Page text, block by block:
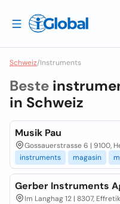
Schweiz/Instruments
Beste
in Schweiz
Musik Pau
Gossauerstrasse 6 | 9100,
instruments
magasin
Gerber Instruments
Im Langhag 12 | 8307,